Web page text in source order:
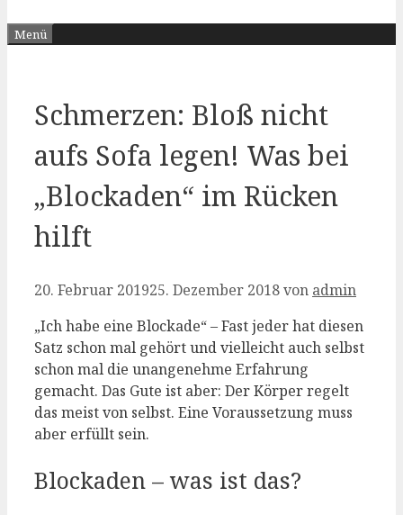
Menü
Schmerzen: Bloß nicht
aufs Sofa legen! Was bei
„Blockaden“ im Rücken
hilft
20. Februar 201925. Dezember 2018von admin
„Ich habe eine Blockade“ – Fast jeder hat diesen
Satz schon mal gehört und vielleicht auch selbst
schon mal die unangenehme Erfahrung
gemacht. Das Gute ist aber: Der Körper regelt
das meist von selbst. Eine Voraussetzung muss
aber erfüllt sein.
Blockaden – was ist das?